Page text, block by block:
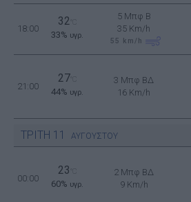
18:00
32
33% υγρ.
5 Μπφ B
35 Km/h
55 km/h
21:00
27
44% υγρ.
3 Μπφ ΒΔ
16 Km/h
ΤΡΙΤΗ 11 ΑΥΓΟΥΣΤΟΥ
00:00
23
60% υγρ.
2 Μπφ ΒΔ
9 Km/h